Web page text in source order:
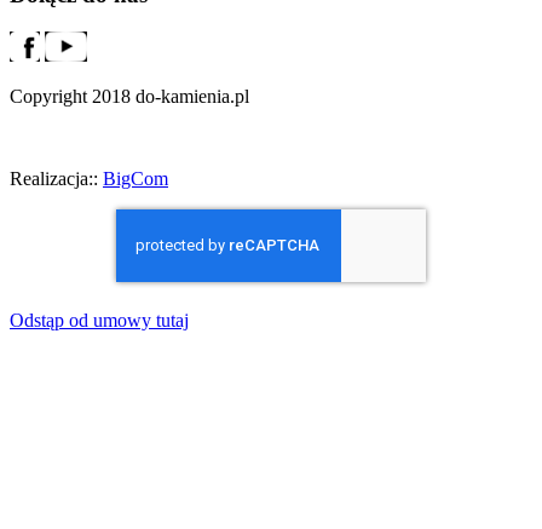
Copyright 2018 do-kamienia.pl
Realizacja:: BigCom
Odstąp od umowy tutaj